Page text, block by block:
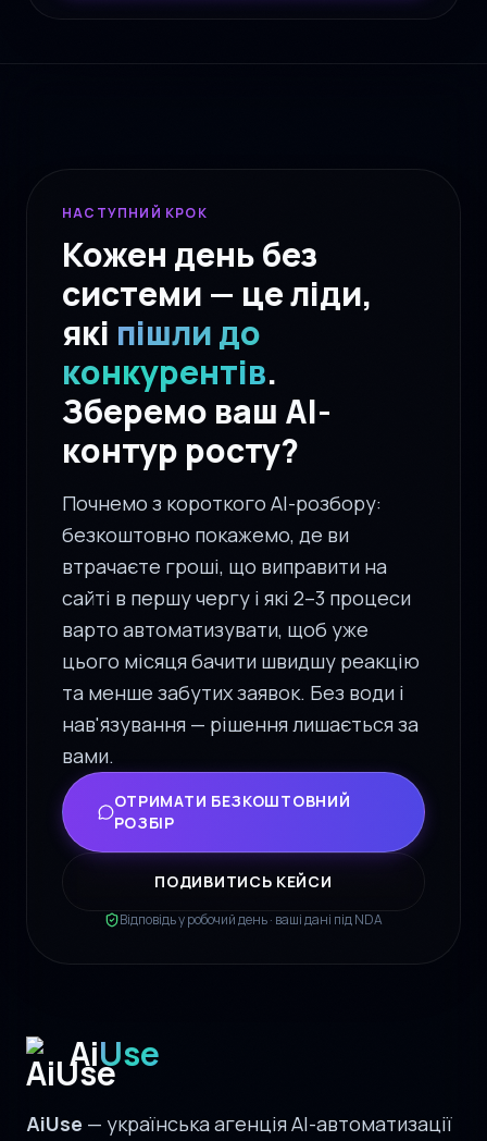
НАСТУПНИЙ КРОК
Кожен день без
системи — це ліди,
які пішли до
конкурентів.
Зберемо ваш AI-
контур росту?
Почнемо з короткого AI-розбору:
безкоштовно покажемо, де ви
втрачаєте гроші, що виправити на
сайті в першу чергу і які 2–3 процеси
варто автоматизувати, щоб уже
цього місяця бачити швидшу реакцію
та менше забутих заявок. Без води і
нав'язування — рішення лишається за
вами.
ОТРИМАТИ БЕЗКОШТОВНИЙ
РОЗБІР
ПОДИВИТИСЬ КЕЙСИ
Відповідь у робочий день · ваші дані під NDA
AiUse
AiUse — українська агенція AI-автоматизації